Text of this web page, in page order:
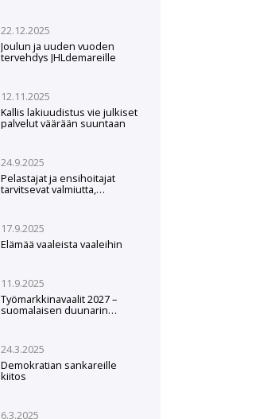
22.12.2025
Joulun ja uuden vuoden
tervehdys JHLdemareille
12.11.2025
Kallis lakiuudistus vie julkiset
palvelut väärään suuntaan
24.9.2025
Pelastajat ja ensihoitajat
tarvitsevat valmiutta,
17.9.2025
Elämää vaaleista vaaleihin
11.9.2025
Työmarkkinavaalit 2027 –
suomalaisen duunarin
24.3.2025
Demokratian sankareille
kiitos
6.3.2025